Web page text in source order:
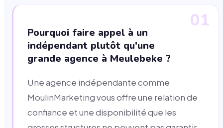
01
Pourquoi faire appel à un
indépendant plutôt qu'une
grande agence à Meulebeke ?
Une agence indépendante comme
MoulinMarketing vous offre une relation de
confiance et une disponibilité que les